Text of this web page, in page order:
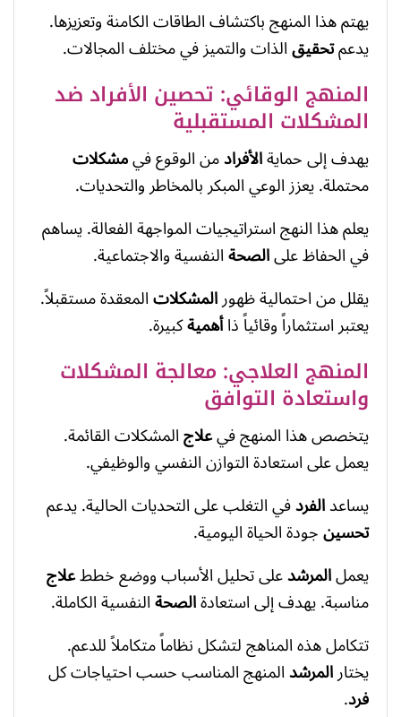
يهتم هذا المنهج باكتشاف الطاقات الكامنة وتعزيزها.
يدعمتحقيقالذات والتميز في مختلف المجالات.
المنهج الوقائي: تحصين الأفراد ضد
المشكلات المستقبلية
يهدف إلى حمايةالأفرادمن الوقوع فيمشكلات
محتملة. يعزز الوعي المبكر بالمخاطر والتحديات.
يعلم هذا النهج استراتيجيات المواجهة الفعالة. يساهم
في الحفاظ علىالصحةالنفسية والاجتماعية.
يقلل من احتمالية ظهورالمشكلاتالمعقدة مستقبلاً.
يعتبر استثماراً وقائياً ذاأهميةكبيرة.
المنهج العلاجي: معالجة المشكلات
واستعادة التوافق
يتخصص هذا المنهج فيعلاجالمشكلات القائمة.
يعمل على استعادة التوازن النفسي والوظيفي.
يساعدالفردفي التغلب على التحديات الحالية. يدعم
تحسينجودة الحياة اليومية.
يعملالمرشدعلى تحليل الأسباب ووضع خططعلاج
مناسبة. يهدف إلى استعادةالصحةالنفسية الكاملة.
تتكامل هذه المناهج لتشكل نظاماً متكاملاً للدعم.
يختارالمرشدالمنهج المناسب حسب احتياجات كل
فرد.